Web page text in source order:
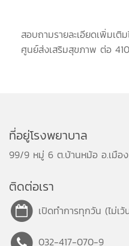
สอบถามรายละเอียดเพิ่มเ
ศูนย์ส่งเสริมสุขภาพ ต่อ
ที่อยู่โรงพยาบาล
99/9 หมู่ 6 ต.บ้านหม้อ อ.เมือ
ติดต่อเรา
เปิดทำการทุกวัน (ไม่เ
032-417-070-9